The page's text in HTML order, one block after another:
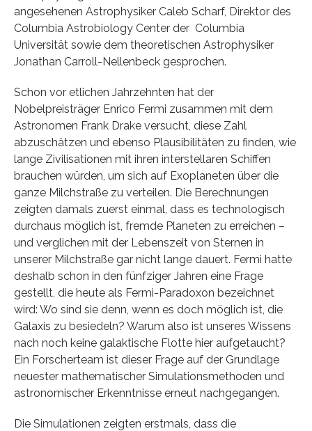
angesehenen Astrophysiker Caleb Scharf, Direktor des
Columbia Astrobiology Center der Columbia
Universität sowie dem theoretischen Astrophysiker
Jonathan Carroll-Nellenbeck gesprochen.
Schon vor etlichen Jahrzehnten hat der
Nobelpreisträger Enrico Fermi zusammen mit dem
Astronomen Frank Drake versucht, diese Zahl
abzuschätzen und ebenso Plausibilitäten zu finden, wie
lange Zivilisationen mit ihren interstellaren Schiffen
brauchen würden, um sich auf Exoplaneten über die
ganze Milchstraße zu verteilen. Die Berechnungen
zeigten damals zuerst einmal, dass es technologisch
durchaus möglich ist, fremde Planeten zu erreichen –
und verglichen mit der Lebenszeit von Sternen in
unserer Milchstraße gar nicht lange dauert. Fermi hatte
deshalb schon in den fünfziger Jahren eine Frage
gestellt, die heute als Fermi-Paradoxon bezeichnet
wird: Wo sind sie denn, wenn es doch möglich ist, die
Galaxis zu besiedeln? Warum also ist unseres Wissens
nach noch keine galaktische Flotte hier aufgetaucht?
Ein Forscherteam ist dieser Frage auf der Grundlage
neuester mathematischer Simulationsmethoden und
astronomischer Erkenntnisse erneut nachgegangen.
Die Simulationen zeigten erstmals, dass die